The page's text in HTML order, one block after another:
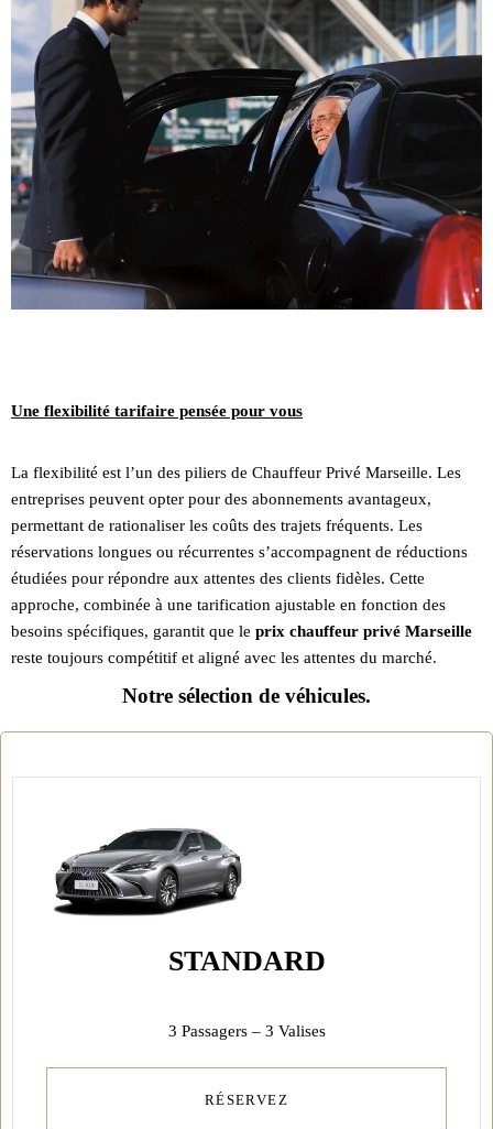
Une flexibilité tarifaire pensée pour vous
La flexibilité est l’un des piliers de Chauffeur Privé Marseille. Les
entreprises peuvent opter pour des abonnements avantageux,
permettant de rationaliser les coûts des trajets fréquents. Les
réservations longues ou récurrentes s’accompagnent de réductions
étudiées pour répondre aux attentes des clients fidèles. Cette
approche, combinée à une tarification ajustable en fonction des
besoins spécifiques, garantit que le prix chauffeur privé Marseille
reste toujours compétitif et aligné avec les attentes du marché.
Notre sélection de véhicules.
STANDARD
3 Passagers – 3 Valises
RÉSERVEZ